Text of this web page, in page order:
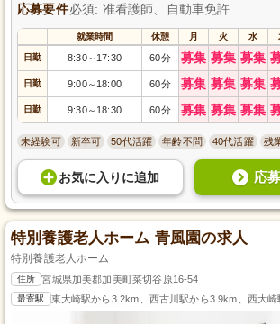
応募要件必須: 准看護師、自動車免許
就業時間 休憩 月 火 水
日勤 8:30～ 17:30 60分 募集 募集 募集
日勤 9:00～ 18:00 60分 募集 募集 募集
日勤 9:30～ 18:30 60分 募集 募集 募集
未経験可 新卒可 50代活躍 年齢不問 40代活躍 残
お気に入り に追加 応
特別養護老人ホーム 青風園の求人
特別養護老人ホーム
住所 宮城県加美郡加美町菜切谷原16-54
最寄駅 東大崎駅から3.2km、西古川駅から3.9km、西大